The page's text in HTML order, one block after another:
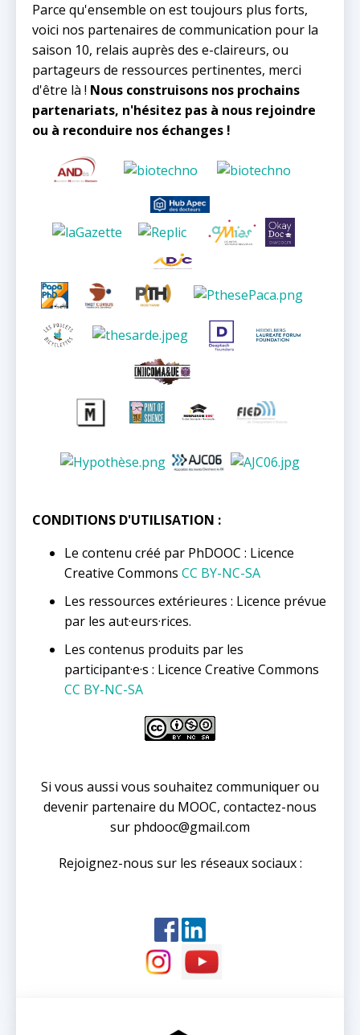
Parce qu'ensemble on est toujours plus forts,
voici nos partenaires de communication pour la
saison 10, relais auprès des e-claireurs, ou
partageurs de ressources pertinentes, merci
d'être là ! Nous construisons nos prochains
partenariats, n'hésitez pas à nous rejoindre
ou à reconduire nos échanges !
CONDITIONS D'UTILISATION :
Le contenu créé par PhDOOC : Licence
Creative Commons CC BY-NC-SA
Les ressources extérieures : Licence prévue
par les aut·eurs·rices.
Les contenus produits par les
participant·e·s : Licence Creative Commons
CC BY-NC-SA
Si vous aussi vous souhaitez communiquer ou
devenir partenaire du MOOC, contactez-nous
sur phdooc@gmail.com
Rejoignez-nous sur les réseaux sociaux :